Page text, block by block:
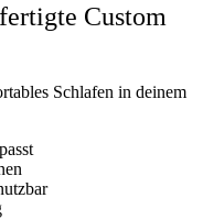
Custom
Schlafen in deinem